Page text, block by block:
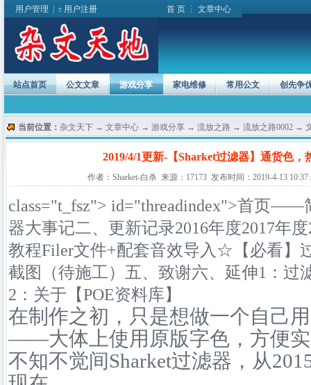
用户管理 用户注册 首 页 ┆ 文章中心
站点首页 公文文章 游戏分享 家电维修 常用公文 创先争
当前位置： 杂文天下 → 文章中心 → 游戏分享 → 流放之路 → 流放之路0002 →
2019/4/1更新-【Sharket过滤器】通货色，
作者：Sharket-白杀 来源：17173 发布时间：2019-4-13
class="t_fsz"> id="threadindex">首页——
器大事记二、更新记录2016年度2017年度
教程Filer文件+配套音效导入 ☆【必看】
截图（待施工） 五、致谢六、延伸1：过
2：关于【POE资料库】
在制作之初，只是想做一个自己
——大体上使用原版字色，方便
不知不觉间Sharket过滤器，从